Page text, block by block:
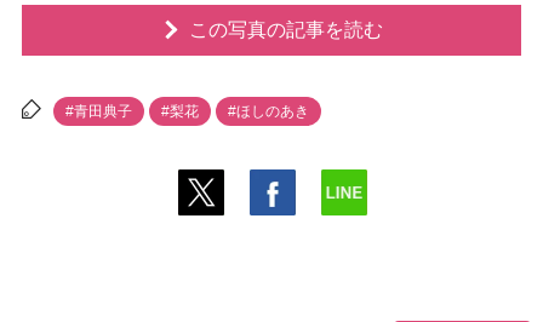
この写真の記事を読む
#青田典子 #梨花 #ほしのあき